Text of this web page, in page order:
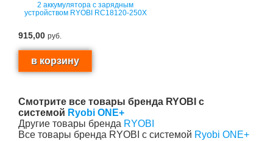
2 аккумулятора с зарядным
устройством RYOBI RC18120-250X
915,00 руб.
Смотрите все товары бренда RYOBI с
системой Ryobi ONE+
Другие товары бренда RYOBI
Все товары бренда RYOBI с системой Ryobi ONE+